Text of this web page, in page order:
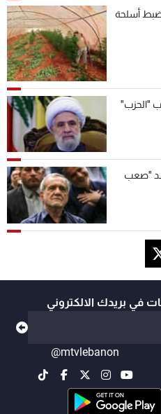
وضبط أسلحة
"الحزب"
"صعب
في بريدك الالكتروني
@mtvlebanon